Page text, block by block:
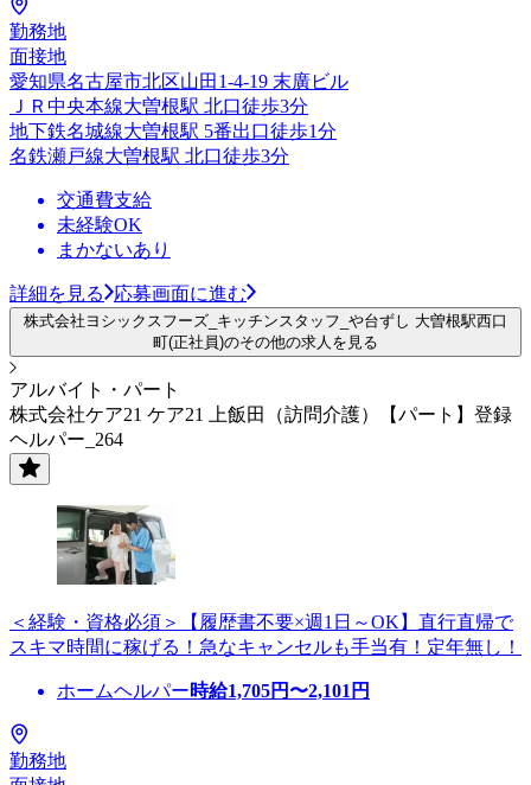
勤務地
面接地
愛知県名古屋市北区山田1-4-19 末廣ビル
ＪＲ中央本線大曽根駅 北口徒歩3分
地下鉄名城線大曽根駅 5番出口徒歩1分
名鉄瀬戸線大曽根駅 北口徒歩3分
交通費支給
未経験OK
まかないあり
詳細を見る 応募画面に進む
株式会社ヨシックスフーズ_キッチンスタッフ_や台ずし 大曽根駅西口
町(正社員)のその他の求人を見る
アルバイト・パート
株式会社ケア21 ケア21 上飯田（訪問介護）【パート】登録
ヘルパー_264
＜経験・資格必須＞【履歴書不要×週1日～OK】直行直帰で
スキマ時間に稼げる！急なキャンセルも手当有！定年無し！
ホームヘルパー時給1,705円〜2,101 円
勤務地